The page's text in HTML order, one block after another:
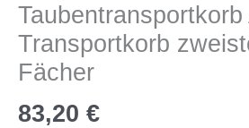
Taubentransportkorb
Transportkorb
Fächer
83,20 €